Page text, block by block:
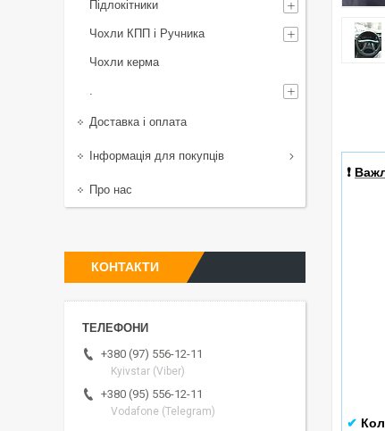
❗️
✔
Підлокітники
Чохли КПП і Ручника
Чохли керма
.
Доставка і оплата
Інформація для покупців
Про нас
КОНТАКТИ
+380 (97) 556-12-11
Kyivstar (Viber)
+380 (95) 556-12-11
Vodafone (Telegram)